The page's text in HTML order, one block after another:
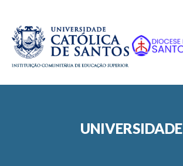
UNIVERSIDADE